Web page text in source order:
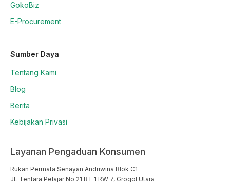
GokoBiz
E-Procurement
Sumber Daya
Tentang Kami
Blog
Berita
Kebijakan Privasi
Layanan Pengaduan Konsumen
Rukan Permata Senayan Andriwina Blok C1
JL Tentara Pelajar No 21 RT 1 RW 7, Grogol Utara